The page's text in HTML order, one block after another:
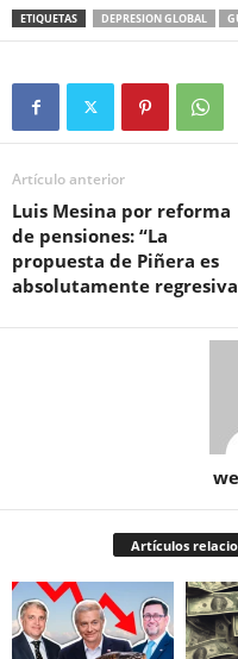
ETIQUETAS DEPRESION GLOBAL
Artículo anterior
Luis Mesina por reforma
de pensiones: “La
propuesta de Piñera es
absolutamente
Artículos